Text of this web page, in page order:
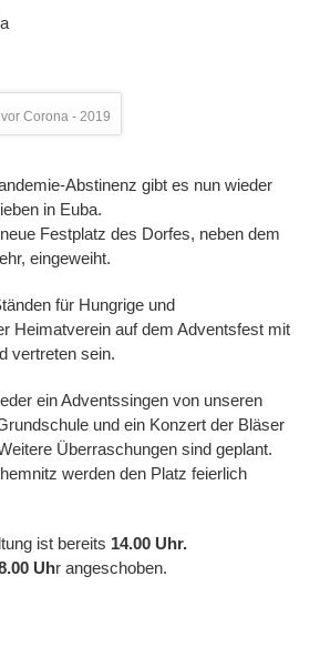
Corona - 2019
Abstinenz gibt es nun wieder
in Euba.
Festplatz des Dorfes, neben dem
eingeweiht.
für Hungrige und
Heimatverein auf dem Adventsfest mit
vertreten sein.
ein Adventssingen von unseren
und ein Konzert der Bläser
Überraschungen sind geplant.
werden den Platz feierlich
ist bereits 14.00 Uhr.
Uhr angeschoben.